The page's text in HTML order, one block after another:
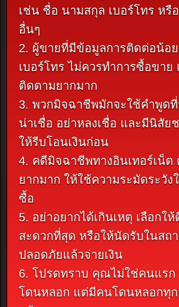
เช่น ชื่อ นามสกุล เบอร์โทร หรื
อื่นๆ
2. ผู้ขายที่มีข้อมูลการติดต่อน้อ
เบอร์โทร ไม่ควรทำการซื้อขาย
ติดตามยากมาก
3. พวกมิจฉาชีพมักจะใช้คำพูด
น่าเชื่อ อย่าหลงเชื่อ และมีนิสัย
ให้รีบโอนเงินก่อน
4. คดีมิจฉาชีพทางอินเทอร์เน็ต
ยากมาก ให้ใช้ความระมัดระวัง
ซื้อ
5. อย่าอยากได้เกินเหตุ เลือกใ
สะดวกที่สุด หรือให้นัดรับในสถ
ปลอดภัยแล้วจ่ายเงิน
6. โปรดทราบ คุณไม่ใช่คนแรก
โดนหลอก แต่มีคนโดนหลอกทุก